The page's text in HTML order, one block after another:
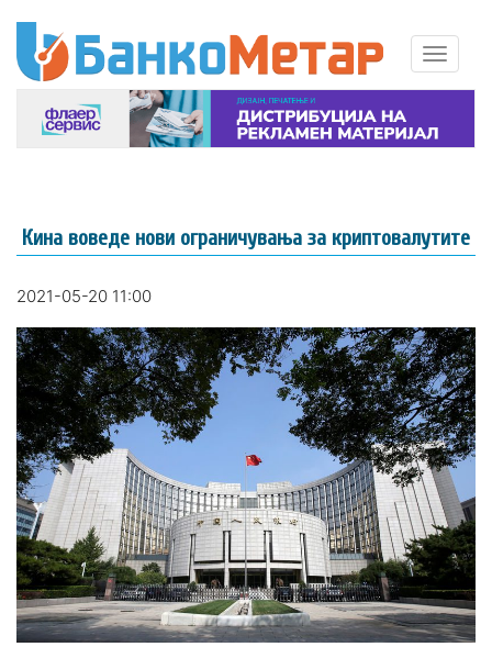
Кина воведе нови ограничувања за криптовалутите
2021-05-20 11:00